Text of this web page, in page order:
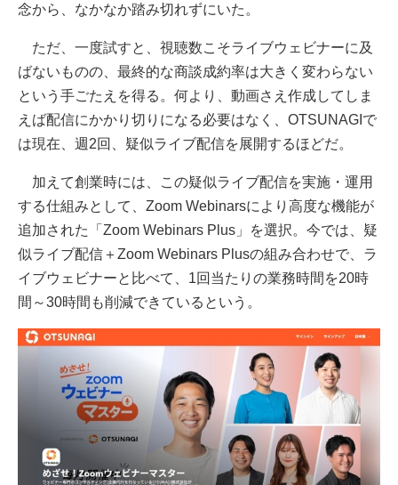
念から、なかなか踏み切れずにいた。
ただ、一度試すと、視聴数こそライブウェビナーに及
ばないものの、最終的な商談成約率は大きく変わらない
という手ごたえを得る。何より、動画さえ作成してしま
えば配信にかかり切りになる必要はなく、OTSUNAGIで
は現在、週2回、疑似ライブ配信を展開するほどだ。
加えて創業時には、この疑似ライブ配信を実施・運用
する仕組みとして、Zoom Webinarsにより高度な機能が
追加された「Zoom Webinars Plus」を選択。今では、疑
似ライブ配信＋Zoom Webinars Plusの組み合わせで、ラ
イブウェビナーと比べて、1回当たりの業務時間を20時
間～30時間も削減できているという。